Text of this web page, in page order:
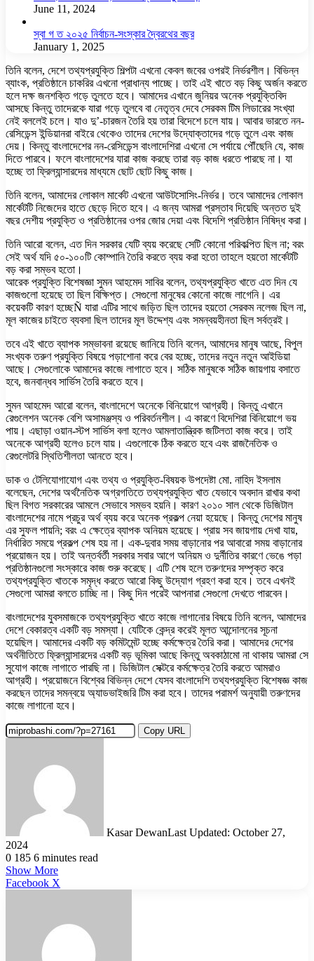
June 11, 2024
স্বা গ ত ২০২৫ নির্বাচন-সংস্কার দ্বৈরথের বছর
January 1, 2025
তিনি বলেন, দেশে তথ্যপ্রযুক্তি শিল্পটা এখনো কেবল জবের ওপরই নির্ভরশীল। বিভিন্ন
ব্যাংক, প্রতিষ্ঠানে চাকরির এখনো প্রাধান্য পাচ্ছে। তাই এই খাতে বড় কিছু অর্জন করতে
হলে দক্ষ জনশক্তি গড়ে তুলতে হবে। আমাদের এখানে জুনিয়র অনেক প্রযুক্তিবিদ
আসছে কিন্তু তাদেরকে যারা গড়ে তুলবে বা নেতৃত্ব দেবে সেরকম টিম লিডারের সংখ্যা
নেই বললেই চলে। যাও দু’-চারজন তৈরি হয় তারা বিদেশে চলে যায়। আবার ভারতে নন-
রেসিডেন্স ইন্ডিয়ানরা বাইরে থেকেও তাদের দেশের উদ্যোক্তাদের গড়ে তুলে এবং কাজ
দেয়। কিন্তু বাংলাদেশের নন-রেসিডেন্স বাংলাদেশিরা এখনো সে পর্যায়ে পৌঁছেনি যে, কাজ
দিতে পারবে। ফলে বাংলাদেশের যারা কাজ করছে তারা বড় কাজ ধরতে পারছে না। যা
হচ্ছে তা ফ্রিল্যান্সারদের মাধ্যমে ছোট ছোট কিছু কাজ।
তিনি বলেন, আমাদের লোকাল মার্কেট এখনো আউটসোসিং-নির্ভর। তবে আমাদের লোকাল
মার্কেটটি নিজেদের হাতে ছেড়ে দিতে হবে। এ জন্য আমরা প্রস্তাব দিয়েছি অন্তত দুই
বছর দেশীয় প্রযুক্তি ও প্রতিষ্ঠানের ওপর জোর দেয়া এবং বিদেশি প্রতিষ্ঠান নিষিদ্ধ করা।
তিনি আরো বলেন, এত দিন সরকার যেটি ব্যয় করেছে সেটি কোনো পরিকল্পিত ছিল না; বরং
সেই অর্থ যদি ৫০-১০০টি কোম্পানি তৈরি করতে ব্যয় করা হতো তাহলে হয়তো মার্কেটটি
বড় করা সম্ভব হতো।
আরেক প্রযুক্তি বিশেষজ্ঞা সুমন আহমেদ সাবির বলেন, তথ্যপ্রযুক্তি খাতে এত দিন যে
কাজগুলো হয়েছে তা ছিল বিক্ষিপ্ত। সেগুলো মানুষের কোনো কাজে লাগেনি। এর
কয়েকটি কারণ হচ্ছেÑ যারা এটির সাথে জড়িত ছিল তাদের হয়তো সেরকম নলেজ ছিল না,
মূল কাজের চাইতে ব্যবসা ছিল তাদের মূল উদ্দেশ্য এবং সমন্বয়হীনতা ছিল সর্বত্রই।
তবে এই খাতে ব্যাপক সম্ভাবনা রয়েছে জানিয়ে তিনি বলেন, আমাদের মানুষ আছে, বিপুল
সংখ্যক তরুণ প্রযুক্তি বিষয়ে পড়াশোনা করে বের হচ্ছে, তাদের নতুন নতুন আইডিয়া
আছে। সেগুলোকে আমাদের কাজে লাগাতে হবে। সঠিক মানুষকে সঠিক জায়গায় বসাতে
হবে, জনবান্ধব সার্ভিস তৈরি করতে হবে।
সুমন আহমেদ আরো বলেন, বাংলাদেশে অনেকে বিনিয়োগে আগ্রহী। কিন্তু এখানে
রেগুলেশন অনেক বেশি অসামঞ্জস্য ও পরিবর্তনশীল। এ কারণে বিদেশিরা বিনিয়োগে ভয়
পায়। এছাড়া ওয়ান-স্টপ সার্ভিস বলা হলেও আমলাতান্ত্রিক জটিলতা কাজ করে। তাই
অনেকে আগ্রহী হলেও চলে যায়। এগুলোকে ঠিক করতে হবে এবং রাজনৈতিক ও
রেগুলেটরি স্থিতিশীলতা আনতে হবে।
ডাক ও টেলিযোগাযোগ এবং তথ্য ও প্রযুক্তি-বিষয়ক উপদেষ্টা মো. নাহিদ ইসলাম
বলেছেন, দেশের অর্থনৈতিক অগ্রগতিতে তথ্যপ্রযুক্তি খাত যেভাবে অবদান রাখার কথা
ছিল বিগত সরকারের আমলে সেভাবে সম্ভব হয়নি। কারণ ২০১০ সাল থেকে ডিজিটাল
বাংলাদেশের নামে প্রচুর অর্থ ব্যয় করে অনেক প্রকল্প নেয়া হয়েছে। কিন্তু দেশের মানুষ
এর সুফল পায়নি; বরং এ ক্ষেত্রে ব্যাপক অনিয়ম হয়েছে। প্রায় সব জায়গায় দেখা যায়,
নির্ধারিত সময়ে প্রকল্প শেষ হয় না। এক-দুবার সময় বাড়ানোর পর আবারো সময় বাড়ানোর
প্রয়োজন হয়। তাই অন্তর্বর্তী সরকার সবার আগে অনিয়ম ও দুর্নীতির কারণে ভেঙে পড়া
প্রতিষ্ঠানগুলো সংস্কারে কাজ শুরু করেছে। এটি শেষ হলে তরুণদের সম্পৃক্ত করে
তথ্যপ্রযুক্তি খাতকে সমৃদ্ধ করতে আরো কিছু উদ্যোগ গ্রহণ করা হবে। তবে এখনই
সেগুলো আমরা বলতে চাচ্ছি না। কিছু দিন পরেই আপনারা সেগুলো দেখতে পারবেন।
বাংলাদেশের যুবসমাজকে তথ্যপ্রযুক্তি খাতে কাজে লাগানোর বিষয়ে তিনি বলেন, আমাদের
দেশে বেকারত্ব একটি বড় সমস্যা। যেটিকে কেন্দ্র করেই মূলত আন্দোলনের সূচনা
হয়েছিল। আমাদের একটি বড় কমিটমেন্ট হচ্ছে কর্মক্ষেত্র তৈরি করা। আমাদের দেশের
অর্থনীতিতে ফ্রিল্যান্সারদের একটি বড় ভূমিকা আছে কিন্তু অবকাঠামো না থাকায় আমরা সে
সুযোগ কাজে লাগাতে পারছি না। ডিজিটাল সেক্টরে কর্মক্ষেত্র তৈরি করতে আমরাও
আগ্রহী। প্রয়োজনে বিশ্বের বিভিন্ন দেশে যেসব বাংলাদেশি তথ্যপ্রযুক্তি বিশেষজ্ঞ কাজ
করছেন তাদের সমন্বয়ে অ্যাডভাইজরি টিম করা হবে। তাদের পরামর্শ অনুযায়ী তরুণদের
কাজে লাগানো হবে।
Copy URL
Kasar DewanLast Updated: October 27,
2024
0 185 6 minutes read
Show More
Facebook X